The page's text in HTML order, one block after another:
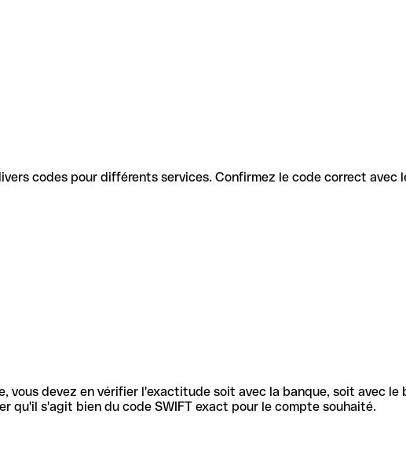
codes pour différents services. Confirmez le code correct avec
devez en vérifier l'exactitude soit avec la banque, soit avec le
qu'il s'agit bien du code SWIFT exact pour le compte souhaité.